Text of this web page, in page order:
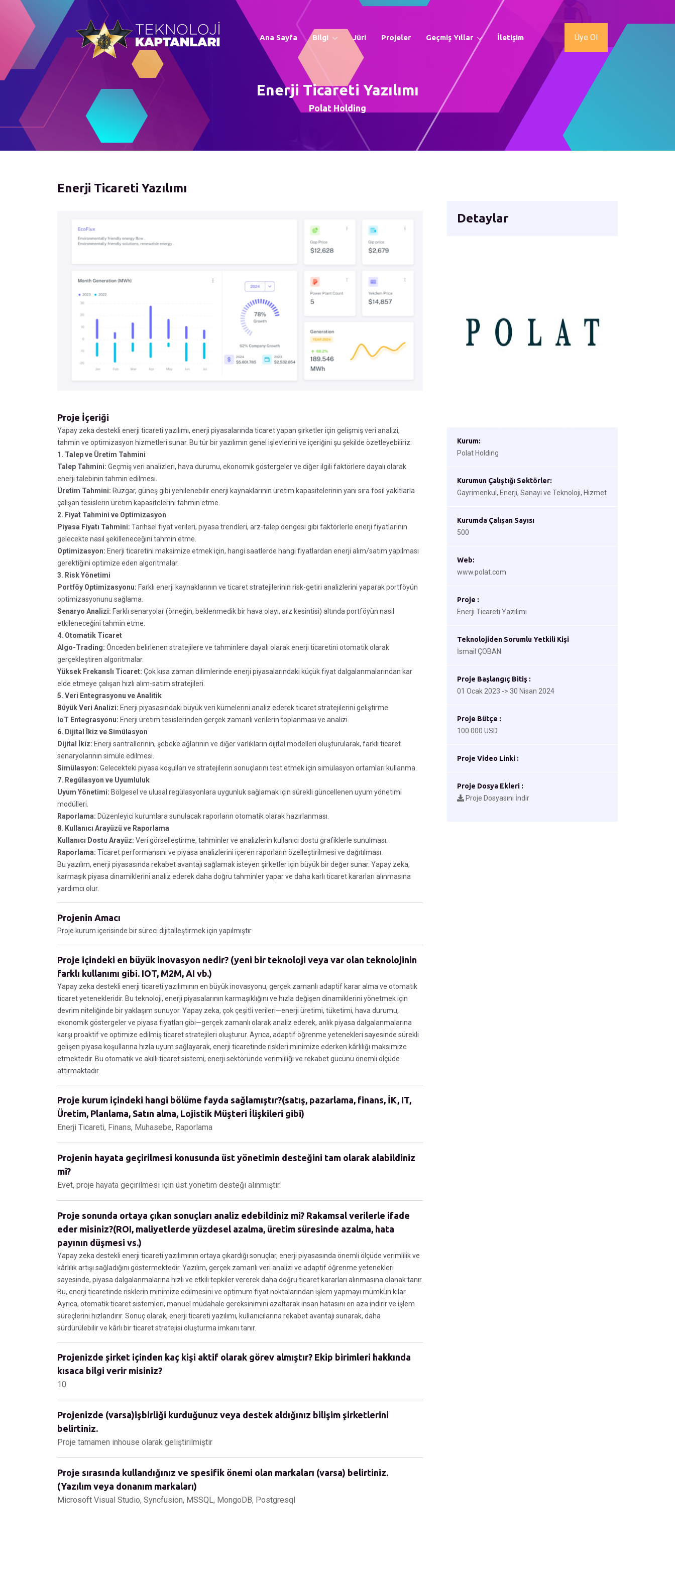
Ana Sayfa Bilgi Jüri Projeler Geçmiş Yıllar İletişim Üye Ol
Enerji Ticareti Yazılımı
Polat Holding
Enerji Ticareti Yazılımı
Proje İçeriği
Yapay zeka destekli enerji ticareti yazılımı, enerji piyasalarında ticaret yapan şirketler için gelişmiş veri analizi,
tahmin ve optimizasyon hizmetleri sunar. Bu tür bir yazılımın genel işlevlerini ve içeriğini şu şekilde özetleyebiliriz:
1. Talep ve Üretim Tahmini
Talep Tahmini: Geçmiş veri analizleri, hava durumu, ekonomik göstergeler ve diğer ilgili faktörlere dayalı olarak
enerji talebinin tahmin edilmesi.
Üretim Tahmini: Rüzgar, güneş gibi yenilenebilir enerji kaynaklarının üretim kapasitelerinin yanı sıra fosil yakıtlarla
çalışan tesislerin üretim kapasitelerini tahmin etme.
2. Fiyat Tahmini ve Optimizasyon
Piyasa Fiyatı Tahmini: Tarihsel fiyat verileri, piyasa trendleri, arz-talep dengesi gibi faktörlerle enerji fiyatlarının
gelecekte nasıl şekilleneceğini tahmin etme.
Optimizasyon: Enerji ticaretini maksimize etmek için, hangi saatlerde hangi fiyatlardan enerji alım/satım yapılması
gerektiğini optimize eden algoritmalar.
3. Risk Yönetimi
Portföy Optimizasyonu: Farklı enerji kaynaklarının ve ticaret stratejilerinin risk-getiri analizlerini yaparak portföyün
optimizasyonunu sağlama.
Senaryo Analizi: Farklı senaryolar (örneğin, beklenmedik bir hava olayı, arz kesintisi) altında portföyün nasıl
etkileneceğini tahmin etme.
4. Otomatik Ticaret
Algo-Trading: Önceden belirlenen stratejilere ve tahminlere dayalı olarak enerji ticaretini otomatik olarak
gerçekleştiren algoritmalar.
Yüksek Frekanslı Ticaret: Çok kısa zaman dilimlerinde enerji piyasalarındaki küçük fiyat dalgalanmalarından kar
elde etmeye çalışan hızlı alım-satım stratejileri.
5. Veri Entegrasyonu ve Analitik
Büyük Veri Analizi: Enerji piyasasındaki büyük veri kümelerini analiz ederek ticaret stratejilerini geliştirme.
IoT Entegrasyonu: Enerji üretim tesislerinden gerçek zamanlı verilerin toplanması ve analizi.
6. Dijital İkiz ve Simülasyon
Dijital İkiz: Enerji santrallerinin, şebeke ağlarının ve diğer varlıkların dijital modelleri oluşturularak, farklı ticaret
senaryolarının simüle edilmesi.
Simülasyon: Gelecekteki piyasa koşulları ve stratejilerin sonuçlarını test etmek için simülasyon ortamları kullanma.
7. Regülasyon ve Uyumluluk
Uyum Yönetimi: Bölgesel ve ulusal regülasyonlara uygunluk sağlamak için sürekli güncellenen uyum yönetimi
modülleri.
Raporlama: Düzenleyici kurumlara sunulacak raporların otomatik olarak hazırlanması.
8. Kullanıcı Arayüzü ve Raporlama
Kullanıcı Dostu Arayüz: Veri görselleştirme, tahminler ve analizlerin kullanıcı dostu grafiklerle sunulması.
Raporlama: Ticaret performansını ve piyasa analizlerini içeren raporların özelleştirilmesi ve dağıtılması.
Bu yazılım, enerji piyasasında rekabet avantajı sağlamak isteyen şirketler için büyük bir değer sunar. Yapay zeka,
karmaşık piyasa dinamiklerini analiz ederek daha doğru tahminler yapar ve daha karlı ticaret kararları alınmasına
yardımcı olur.
Projenin Amacı
Proje kurum içerisinde bir süreci dijitalleştirmek için yapılmıştır
Proje içindeki en büyük inovasyon nedir? (yeni bir teknoloji veya var olan teknolojinin
farklı kullanımı gibi. IOT, M2M, AI vb.)
Yapay zeka destekli enerji ticareti yazılımının en büyük inovasyonu, gerçek zamanlı adaptif karar alma ve otomatik
ticaret yetenekleridir. Bu teknoloji, enerji piyasalarının karmaşıklığını ve hızla değişen dinamiklerini yönetmek için
devrim niteliğinde bir yaklaşım sunuyor. Yapay zeka, çok çeşitli verileri—enerji üretimi, tüketimi, hava durumu,
ekonomik göstergeler ve piyasa fiyatları gibi—gerçek zamanlı olarak analiz ederek, anlık piyasa dalgalanmalarına
karşı proaktif ve optimize edilmiş ticaret stratejileri oluşturur. Ayrıca, adaptif öğrenme yetenekleri sayesinde sürekli
gelişen piyasa koşullarına hızla uyum sağlayarak, enerji ticaretinde riskleri minimize ederken kârlılığı maksimize
etmektedir. Bu otomatik ve akıllı ticaret sistemi, enerji sektöründe verimliliği ve rekabet gücünü önemli ölçüde
attırmaktadır.
Proje kurum içindeki hangi bölüme fayda sağlamıştır?(satış, pazarlama, finans, İK, IT,
Üretim, Planlama, Satın alma, Lojistik Müşteri İlişkileri gibi)
Enerji Ticareti, Finans, Muhasebe, Raporlama
Projenin hayata geçirilmesi konusunda üst yönetimin desteğini tam olarak alabildiniz
mi?
Evet, proje hayata geçirilmesi için üst yönetim desteği alınmıştır.
Proje sonunda ortaya çıkan sonuçları analiz edebildiniz mi? Rakamsal verilerle ifade
eder misiniz?(ROI, maliyetlerde yüzdesel azalma, üretim süresinde azalma, hata
payının düşmesi vs.)
Yapay zeka destekli enerji ticareti yazılımının ortaya çıkardığı sonuçlar, enerji piyasasında önemli ölçüde verimlilik ve
kârlılık artışı sağladığını göstermektedir. Yazılım, gerçek zamanlı veri analizi ve adaptif öğrenme yetenekleri
sayesinde, piyasa dalgalanmalarına hızlı ve etkili tepkiler vererek daha doğru ticaret kararları alınmasına olanak tanır.
Bu, enerji ticaretinde risklerin minimize edilmesini ve optimum fiyat noktalarından işlem yapmayı mümkün kılar.
Ayrıca, otomatik ticaret sistemleri, manuel müdahale gereksinimini azaltarak insan hatasını en aza indirir ve işlem
süreçlerini hızlandırır. Sonuç olarak, enerji ticareti yazılımı, kullanıcılarına rekabet avantajı sunarak, daha
sürdürülebilir ve kârlı bir ticaret stratejisi oluşturma imkanı tanır.
Projenizde şirket içinden kaç kişi aktif olarak görev almıştır? Ekip birimleri hakkında
kısaca bilgi verir misiniz?
10
Projenizde (varsa)işbirliği kurduğunuz veya destek aldığınız bilişim şirketlerini
belirtiniz.
Proje tamamen inhouse olarak geliştirilmiştir
Proje sırasında kullandığınız ve spesifik önemi olan markaları (varsa) belirtiniz.
(Yazılım veya donanım markaları)
Microsoft Visual Studio, Syncfusion, MSSQL, MongoDB, Postgresql
Detaylar
Kurum:
Polat Holding
Kurumun Çalıştığı Sektörler:
Gayrimenkul, Enerji, Sanayi ve Teknoloji, Hizmet
Kurumda Çalışan Sayısı
500
Web:
www.polat.com
Proje :
Enerji Ticareti Yazılımı
Teknolojiden Sorumlu Yetkili Kişi
İsmail ÇOBAN
Proje Başlangıç Bitiş :
01 Ocak 2023 -> 30 Nisan 2024
Proje Bütçe :
100.000 USD
Proje Video Linki :
Proje Dosya Ekleri :
Proje Dosyasını İndir